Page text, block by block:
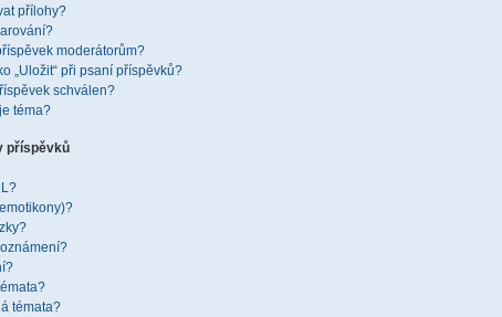
přílohy?
moderátorům?
„Uložit“ při psaní příspěvků?
schválen?
téma?
příspěvků
témata?